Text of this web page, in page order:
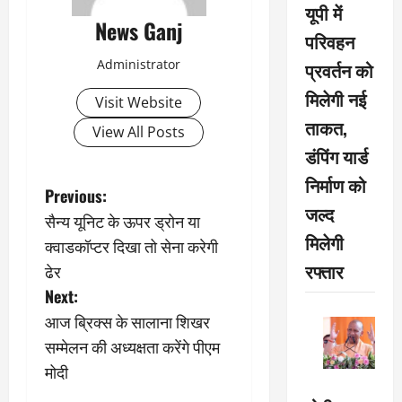
News Ganj
Administrator
Visit Website
View All Posts
P
o
s
t
n
a
Previous:
सैन्य यूनिट के ऊपर ड्रोन या
क्वाडकॉप्टर दिखा तो सेना करेगी
ढेर
Next:
आज ब्रिक्स के सालाना शिखर
सम्मेलन की अध्यक्षता करेंगे पीएम
मोदी
यूपी में
परिवहन
प्रवर्तन को
मिलेगी नई
ताकत,
डंपिंग यार्ड
निर्माण को
जल्द
मिलेगी
रफ्तार